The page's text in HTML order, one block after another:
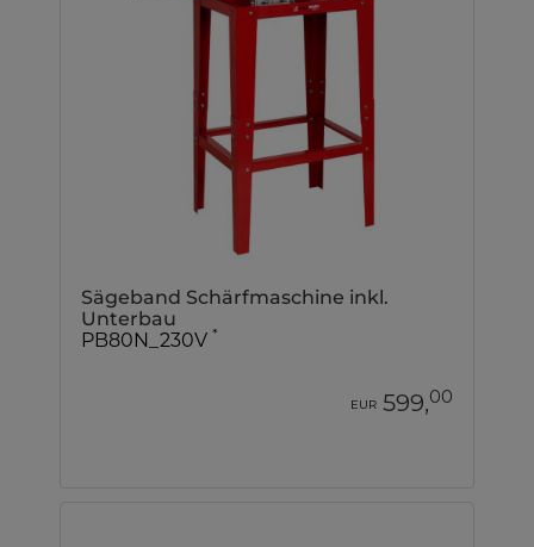
Sägeband Schärfmaschine inkl.
Unterbau
PB80N_230V *
EUR 599,00